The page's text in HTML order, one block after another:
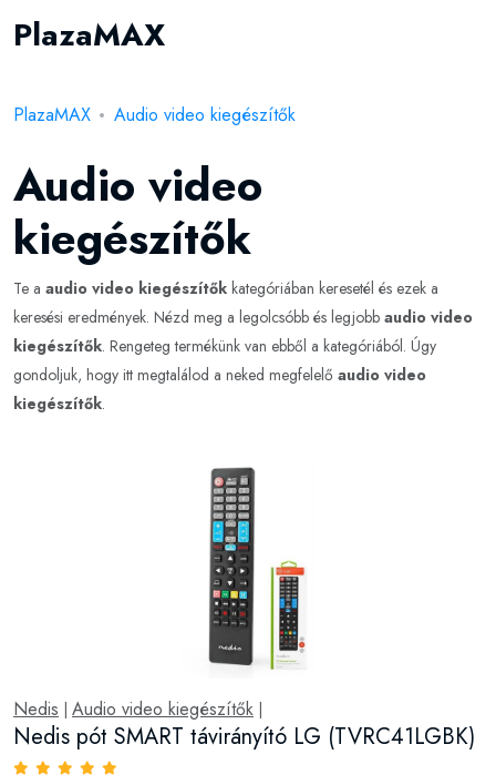
PlazaMAX
PlazaMAX Audio video kiegészítők
Audio video
kiegészítők
Te a audio video kiegészítők kategóriában keresetél és ezek a
keresési eredmények. Nézd meg a legolcsóbb és legjobb audio video
kiegészítők. Rengeteg termékünk van ebből a kategóriából. Úgy
gondoljuk, hogy itt megtalálod a neked megfelelő audio video
kiegészítők.
Nedis Audio video kiegészítők
Nedis pót SMART távirányító LG (TVRC41LGBK)